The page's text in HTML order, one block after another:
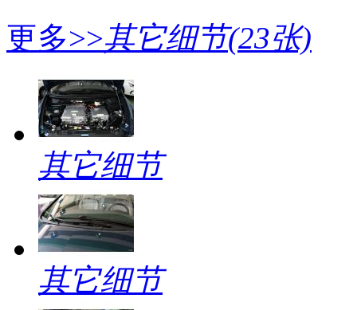
更多>>其它细节(23张)
其它细节
其它细节